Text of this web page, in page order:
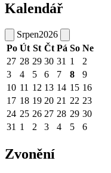
Kalendář
Srpen2026
Po Út St Čt Pá So Ne
27 28 29 30 31 1
2
3
4 5 6 7 8
9
10 11 12 13 14 15 16
17 18 19 20 21 22 23
24 25 26 27 28 29 30
31 1 2 3 4 5 6
Zvonění